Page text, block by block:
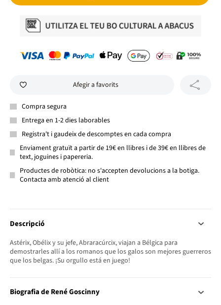
Afegir a favorits
Compra segura
Entrega en 1-2 dies laborables
Registra't i gaudeix de descomptes en cada compra
Enviament gratuït a partir de 19€ en llibres i de 39€ en llibres de
text, joguines i papereria.
Productes de robòtica: no s'accepten devolucions a la botiga.
Contacta amb atenció al client
Descripció
Astérix, Obélix y su jefe, Abraracúrcix, viajan a Bélgica para
demostrarles allí a los romanos que los galos son mejores guerreros
que los belgas. ¡Su orgullo está en juego!
Biografia de René Goscinny